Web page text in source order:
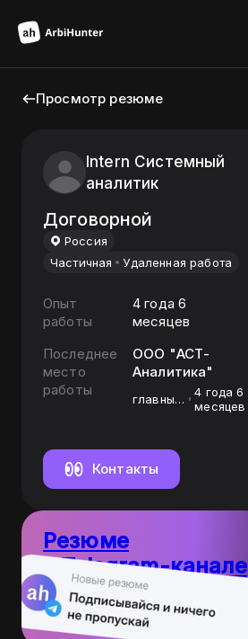
Просмотр резюме
Intern Системный
аналитик
Договорной
Россия
Частичная
Удаленная работа
Опыт
работы
4 года 6
месяцев
Последнее
место
работы
ООО "АСТ-
Аналитика"
главный
4 года 6
месяцев
Контакты
Резюме
в Telegram-канале
10
резюме
Пост каждый
день